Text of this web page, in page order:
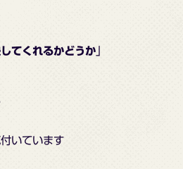
てくれるかどうか」
いています